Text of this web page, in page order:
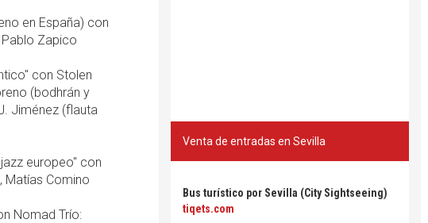
en España) con
Zapico
con Stolen
(bodhrán y
Jiménez (flauta
europeo" con
Matías Comino
Nomad Trío:
Venta de entradas en Sevilla
Bus turístico por Sevilla (City Sightseeing)
tiqets.com